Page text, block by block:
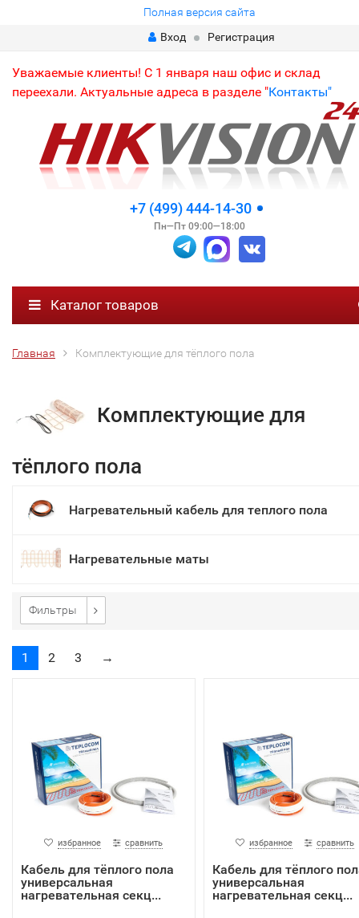
Полная версия сайта
Вход
Регистрация
Уважаемые клиенты! С 1 января наш офис и склад
переехали. Актуальные адреса в разделе "Контакты"
+7 (499) 444-14-30
Пн—Пт 09:00—18:00
Каталог товаров
Главная Комплектующие для тёплого пола
Комплектующие для
тёплого пола
Нагревательный кабель для теплого пола
Нагревательные маты
Фильтры
1 2 3 →
избранное сравнить
Кабель для тёплого пола
универсальная
нагревательная секц...
избранное сравнить
Кабель для тёплого
универсальная
нагревательная секц...